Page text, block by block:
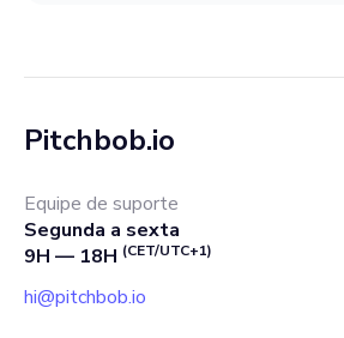
Pitchbob.io
Equipe de suporte
Segunda a sexta
9H — 18H (CET/UTC+1)
hi@pitchbob.io